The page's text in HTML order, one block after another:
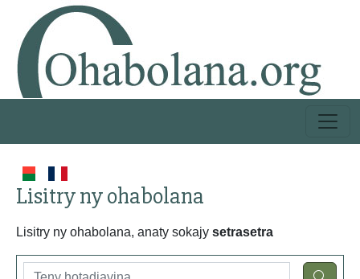
Lisitry ny ohabolana
Lisitry ny ohabolana, anaty sokajy setrasetra